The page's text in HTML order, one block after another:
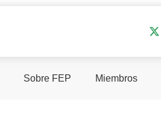
Sobre FEP Miembros